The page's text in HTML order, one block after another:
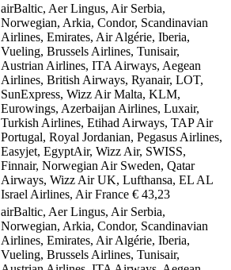
airBaltic, Aer Lingus, Air Serbia,
Norwegian, Arkia, Condor, Scandinavian
Airlines, Emirates, Air Algérie, Iberia,
Vueling, Brussels Airlines, Tunisair,
Austrian Airlines, ITA Airways, Aegean
Airlines, British Airways, Ryanair, LOT,
SunExpress, Wizz Air Malta, KLM,
Eurowings, Azerbaijan Airlines, Luxair,
Turkish Airlines, Etihad Airways, TAP Air
Portugal, Royal Jordanian, Pegasus Airlines,
Easyjet, EgyptAir, Wizz Air, SWISS,
Finnair, Norwegian Air Sweden, Qatar
Airways, Wizz Air UK, Lufthansa, EL AL
Israel Airlines, Air France € 43,23
airBaltic, Aer Lingus, Air Serbia,
Norwegian, Arkia, Condor, Scandinavian
Airlines, Emirates, Air Algérie, Iberia,
Vueling, Brussels Airlines, Tunisair,